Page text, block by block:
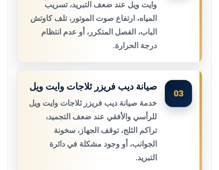
وايت ويل عند ضعف التبريد، تسريب
المياه، ارتفاع صوت الموتور، تلف كاوتش
الباب، الفصل المتكرر، أو عدم انتظام
درجة الحرارة.
03
صيانة ديب فريزر ثلاجات وايت ويل
خدمة صيانة ديب فريزر ثلاجات وايت ويل
للرأسي والأفقي عند ضعف التجميد،
تراكم الثلج، توقف الجهاز، سخونة
الجوانب، أو وجود مشكلة في دائرة
التبريد.